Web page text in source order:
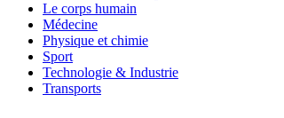
Le corps humain
Médecine
Physique et chimie
Sport
Technologie & Industrie
Transports